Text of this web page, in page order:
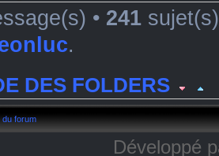
• 241
.
DES FOLDERS
Forum avec sous-
du forum
Développé